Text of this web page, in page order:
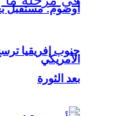
أوصوم: مستقبل
الأمريكي
جنوب إفريقيا
بعد الثورة